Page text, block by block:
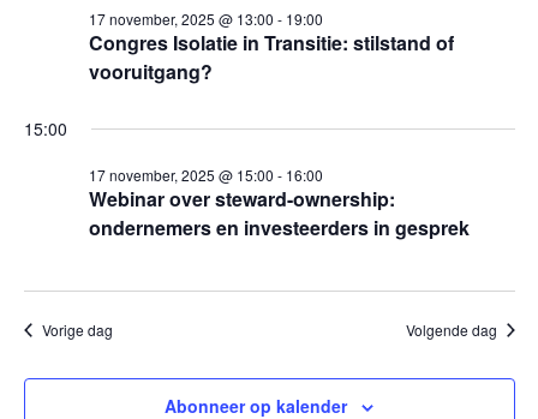
Congres Isolatie in Transitie: stilstand of
vooruitgang?
17 november, 2025 @ 13:00 - 19:00
15:00
Webinar over steward-ownership:
ondernemers en investeerders in gesprek
17 november, 2025 @ 15:00 - 16:00
Vorige dag Volgende dag
Abonneer op kalender